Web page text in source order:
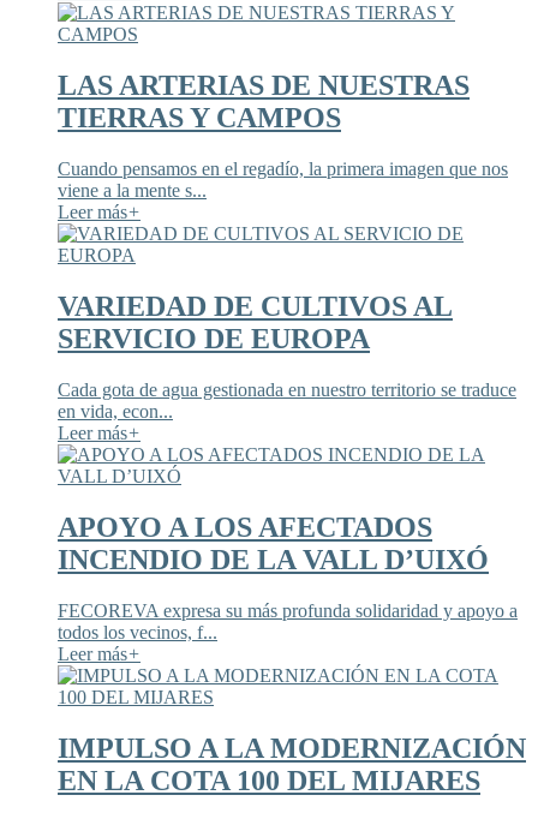
LAS ARTERIAS DE NUESTRAS
TIERRAS Y CAMPOS
Cuando pensamos en el regadío, la primera imagen que nos
viene a la mente s...
Leer más+
VARIEDAD DE CULTIVOS AL
SERVICIO DE EUROPA
Cada gota de agua gestionada en nuestro territorio se traduce
en vida, econ...
Leer más+
APOYO A LOS AFECTADOS
INCENDIO DE LA VALL D’UIXÓ
FECOREVA expresa su más profunda solidaridad y apoyo a
todos los vecinos, f...
Leer más+
IMPULSO A LA MODERNIZACIÓN
EN LA COTA 100 DEL MIJARES